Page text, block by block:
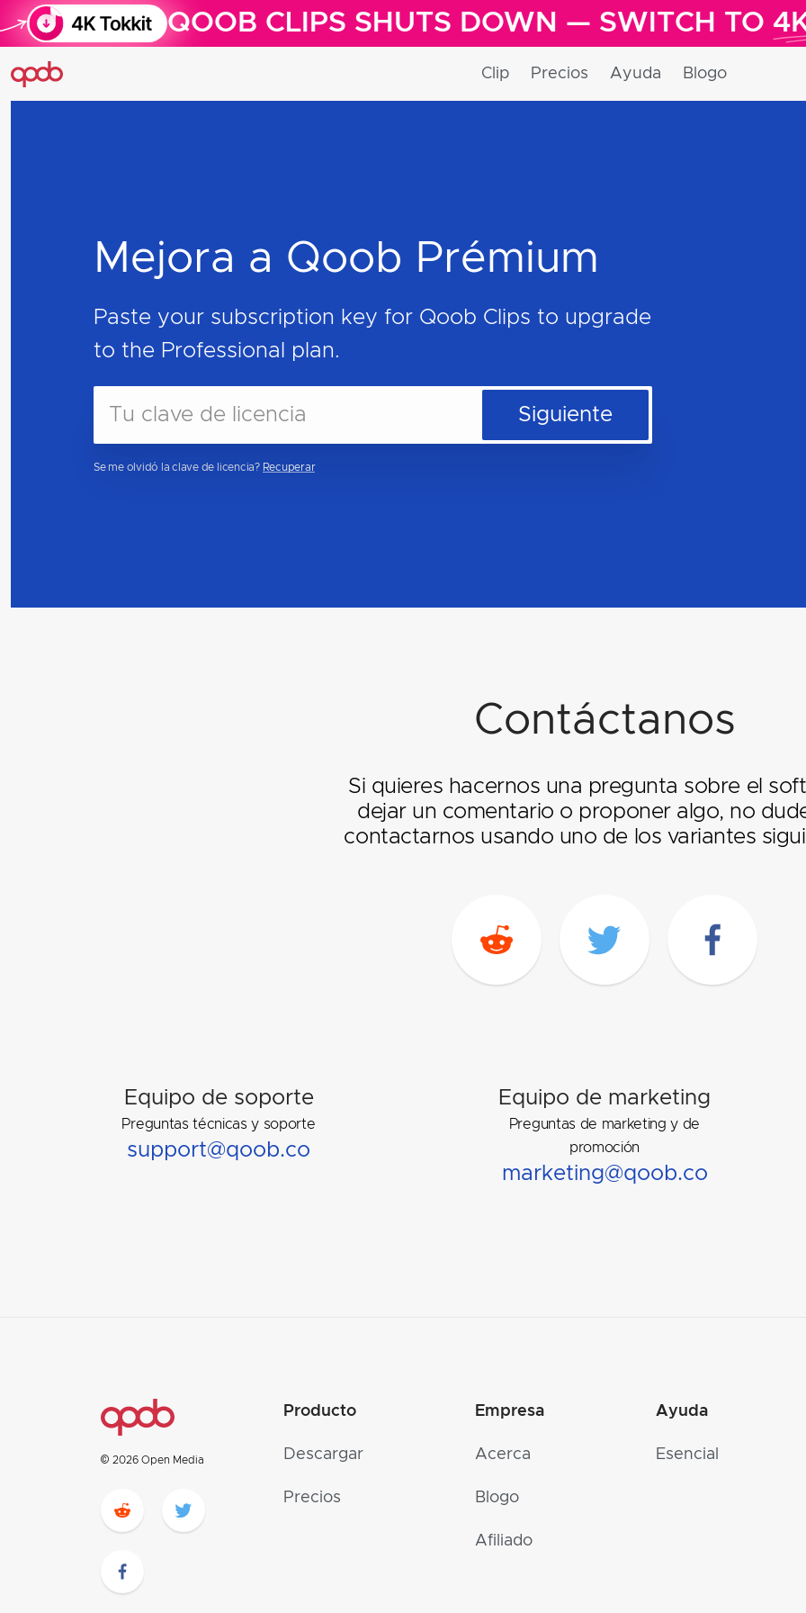
QOOB CLIPS SHUTS DOWN — SWITCH TO4K
Clip Precios Ayuda Blogo
Mejora a Qoob Prémium
Paste your subscription key for Qoob Clips to upgrade
to the Professional plan.
Siguiente
Se me olvidó la clave de licencia? Recuperar
Contáctanos
Si quieres hacernos una pregunta sobre el
dejar un comentario o proponer algo, no
contactarnos usando uno de los variantes
Equipo de soporte
Preguntas técnicas y soporte
support@qoob.co
Equipo de marketing
Preguntas de marketing y de
promoción
marketing@qoob.co
© 2026 Open Media
Producto
Descargar
Precios
Empresa
Acerca
Blogo
Afiliado
Ayuda
Esencial